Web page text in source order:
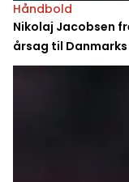
Håndbold
Nikolaj Jacobsen
årsag til